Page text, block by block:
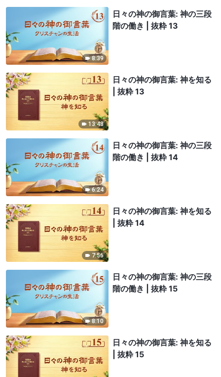
8:39
日々の神の御言葉: 神の三段
階の働き | 抜粋 13
13:48
日々の神の御言葉: 神を知る
| 抜粋 13
6:24
日々の神の御言葉: 神の三段
階の働き | 抜粋 14
7:56
日々の神の御言葉: 神を知る
| 抜粋 14
8:10
日々の神の御言葉: 神の三段
階の働き | 抜粋 15
日々の神の御言葉: 神を知る
| 抜粋 15